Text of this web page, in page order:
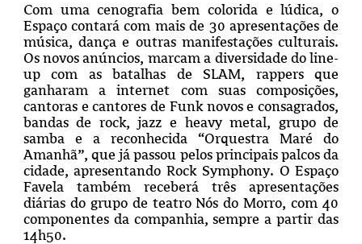
Com uma cenografia bem colorida e lúdica, o
Espaço contará com mais de 30 apresentações de
música, dança e outras manifestações culturais.
Os novos anúncios, marcam a diversidade do line-
up com as batalhas de SLAM, rappers que
ganharam a internet com suas composições,
cantoras e cantores de Funk novos e consagrados,
bandas de rock, jazz e heavy metal, grupo de
samba e a reconhecida “Orquestra Maré do
Amanhã”, que já passou pelos principais palcos da
cidade, apresentando Rock Symphony. O Espaço
Favela também receberá três apresentações
diárias do grupo de teatro Nós do Morro, com 40
componentes da companhia, sempre a partir das
14h50.